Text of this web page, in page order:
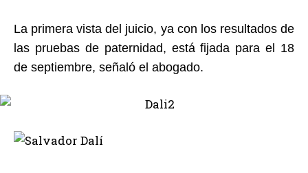
La primera vista del juicio, ya con los resultados de
las pruebas de paternidad, está fijada para el 18
de septiembre, señaló el abogado.